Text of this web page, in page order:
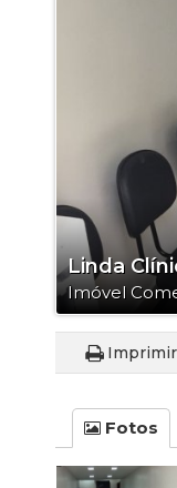
Linda
Imóvel
Imprimir
Fotos